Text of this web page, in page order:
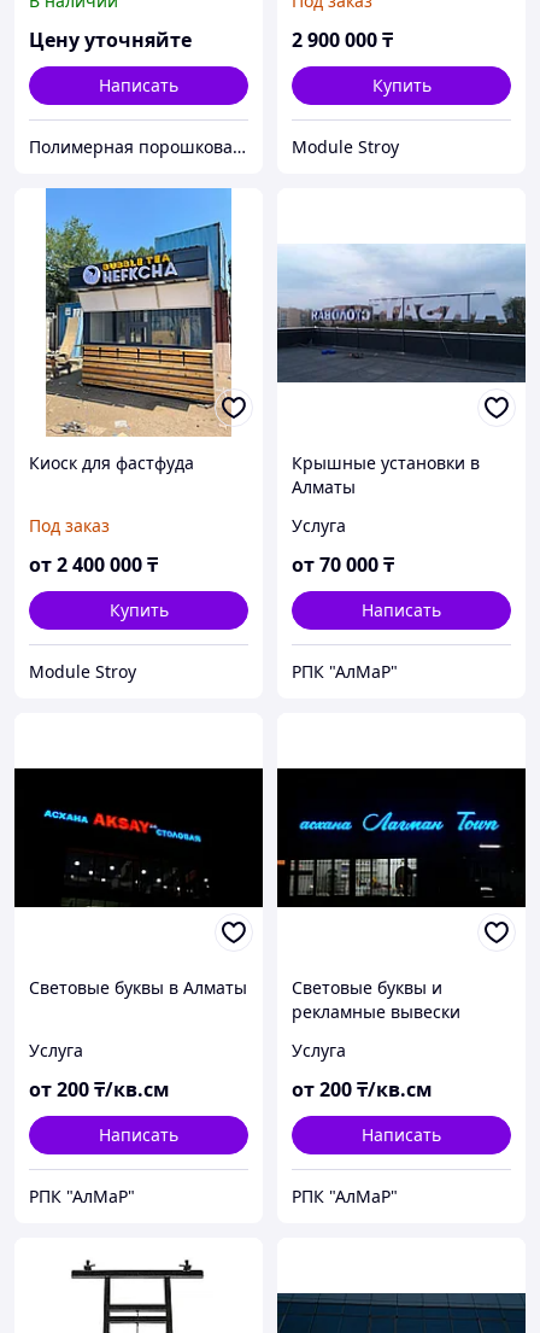
Алматы
Цену уточняйте
Написать
Полимерная порошковая покраска Алматы. Красим металл 12 метров. Алматыдағы полимерлі ұнтақ бояу.
2 900 000₸
Купить
Module Stroy
Киоск для фастфуда
Под заказ
от2 400 000₸
Купить
Module Stroy
Крышные установки в
Алматы
Услуга
от70 000₸
Написать
РПК "АлМаР"
Световые буквы в Алматы
Услуга
от200₸/кв.см
Написать
РПК "АлМаР"
Световые буквы и
рекламные вывески
Услуга
от200₸/кв.см
Написать
РПК "АлМаР"